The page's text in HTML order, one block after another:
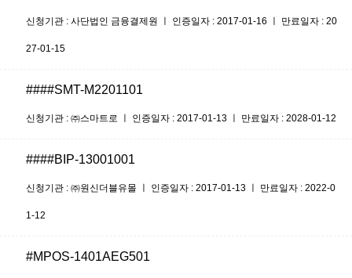
신청기관 : 사단법인 금융결제원 ㅣ 인증일자 : 2017-01-16 ㅣ 만료일자 : 20
27-01-15
####SMT-M2201101
신청기관 : ㈜스마트로 ㅣ 인증일자 : 2017-01-13 ㅣ 만료일자 : 2028-01-12
####BIP-13001001
신청기관 : ㈜원신더블유몰 ㅣ 인증일자 : 2017-01-13 ㅣ 만료일자 : 2022-0
1-12
#MPOS-1401AEG501